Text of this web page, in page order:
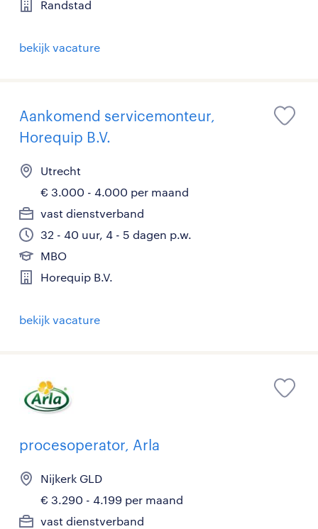
Randstad
bekijk vacature
Aankomend servicemonteur,
Horequip B.V.
Utrecht
€ 3.000 - 4.000 per maand
vast dienstverband
32 - 40 uur, 4 - 5 dagen p.w.
MBO
Horequip B.V.
bekijk vacature
procesoperator, Arla
Nijkerk GLD
€ 3.290 - 4.199 per maand
vast dienstverband